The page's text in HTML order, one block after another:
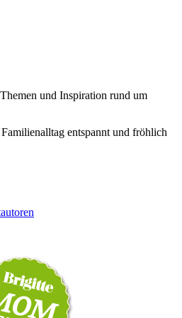
und Inspiration rund um
entspannt und fröhlich